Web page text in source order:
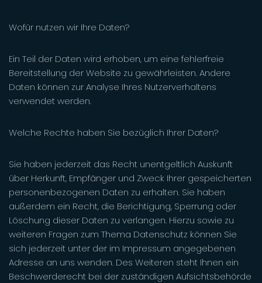
Wofür nutzen wir Ihre Daten?
Ein Teil der Daten wird erhoben, um eine fehlerfreie
Bereitstellung der Website zu gewährleisten. Andere
Daten können zur Analyse Ihres Nutzerverhaltens
verwendet werden.
Welche Rechte haben Sie bezüglich Ihrer Daten?
Sie haben jederzeit das Recht unentgeltlich Auskunft
über Herkunft, Empfänger und Zweck Ihrer gespeicherten
personenbezogenen Daten zu erhalten. Sie haben
außerdem ein Recht, die Berichtigung, Sperrung oder
Löschung dieser Daten zu verlangen. Hierzu sowie zu
weiteren Fragen zum Thema Datenschutz können Sie
sich jederzeit unter der im Impressum angegebenen
Adresse an uns wenden. Des Weiteren steht Ihnen ein
Beschwerderecht bei der zuständigen Aufsichtsbehörde